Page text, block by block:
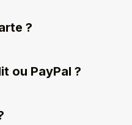
?
ou PayPal ?